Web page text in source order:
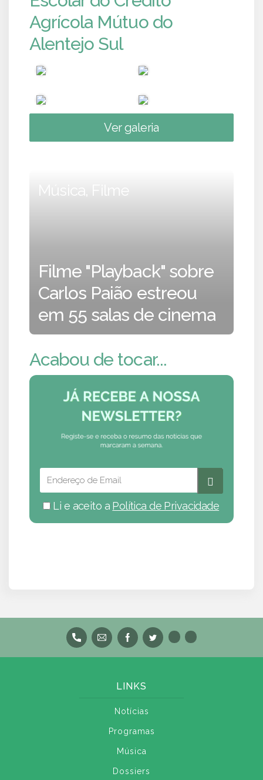
Agrícola Mútuo do
Alentejo Sul
Ver galeria
Música, Filme
Filme "Playback" sobre
Carlos Paião estreou
em 55 salas de cinema
Acabou de tocar...
Li e aceito a Política de Privacidade
LINKS
Notícias
Programas
Música
Dossiers